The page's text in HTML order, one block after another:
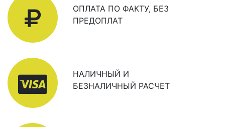
ОПЛАТА ПО ФАКТУ, БЕЗ
ПРЕДОПЛАТ
НАЛИЧНЫЙ И
БЕЗНАЛИЧНЫЙ РАСЧЕТ